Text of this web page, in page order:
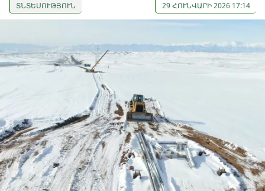
ՏՆՏԵՍՈՒԹՅՈՒՆ 29 ՀՈՒՆՎԱՐԻ 2026 17:14